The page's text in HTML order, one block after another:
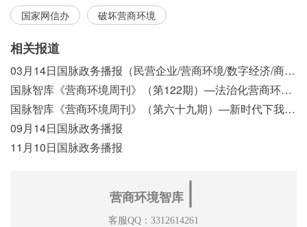
国家网信办 破坏营商环境
相关报道
03月14日国脉政务播报（民营企业/营商环境/数字经济/商事制度改革）
国脉智库《营商环境周刊》（第122期）—法治化营商环境视域下我国行政执法公示制度浅析
国脉智库《营商环境周刊》（第六十九期）—新时代下我国营商环境标准体系构建初探
09月14日国脉政务播报
11月10日国脉政务播报
营商环境智库
客服QQ：3312614261